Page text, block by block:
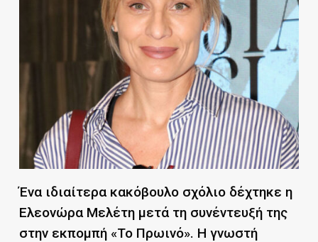
Ένα ιδιαίτερα κακόβουλο σχόλιο δέχτηκε η
Ελεονώρα Μελέτη μετά τη συνέντευξή της
στην εκπομπή «Το Πρωινό». Η γνωστή